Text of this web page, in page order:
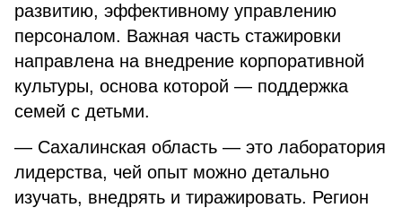
развитию, эффективному управлению
персоналом. Важная часть стажировки
направлена на внедрение корпоративной
культуры, основа которой — поддержка
семей с детьми.
— Сахалинская область — это лаборатория
лидерства, чей опыт можно детально
изучать, внедрять и тиражировать. Регион